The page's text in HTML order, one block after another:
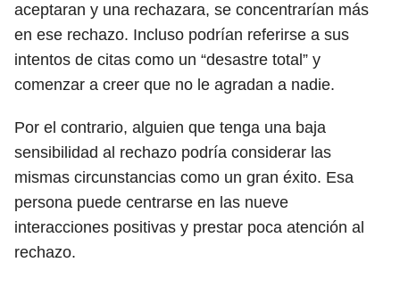
aceptaran y una rechazara, se concentrarían más
en ese rechazo. Incluso podrían referirse a sus
intentos de citas como un “desastre total” y
comenzar a creer que no le agradan a nadie.
Por el contrario, alguien que tenga una baja
sensibilidad al rechazo podría considerar las
mismas circunstancias como un gran éxito. Esa
persona puede centrarse en las nueve
interacciones positivas y prestar poca atención al
rechazo.